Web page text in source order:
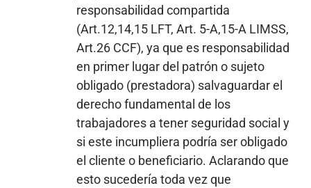
responsabilidad compartida
(Art.12,14,15 LFT, Art. 5-A,15-A LIMSS,
Art.26 CCF), ya que es responsabilidad
en primer lugar del patrón o sujeto
obligado (prestadora) salvaguardar el
derecho fundamental de los
trabajadores a tener seguridad social y
si este incumpliera podría ser obligado
el cliente o beneficiario. Aclarando que
esto sucedería toda vez que